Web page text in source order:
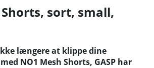
sort, small,
længere at klippe dine
NO1 Mesh Shorts, GASP har